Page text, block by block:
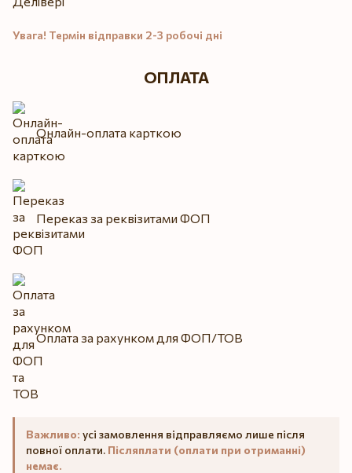
Увага! Термін відправки 2-3 робочі дні
ОПЛАТА
Онлайн-оплата карткою
Переказ за реквізитами ФОП
Оплата за рахунком для ФОП/ТОВ
Важливо: усі замовлення відправляємо лише після
повної оплати. Післяплати (оплати при отриманні)
немає.